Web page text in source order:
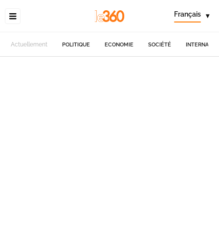
Français ▾
Actuellement POLITIQUE ECONOMIE SOCIÉTÉ